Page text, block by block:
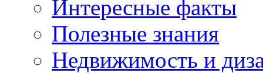
Интересные факты
Полезные знания
Недвижимость и